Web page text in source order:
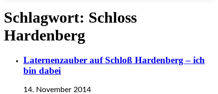
Schlagwort: Schloss
Hardenberg
Laternenzauber auf Schloß Hardenberg – ich
bin dabei
14. November 2014